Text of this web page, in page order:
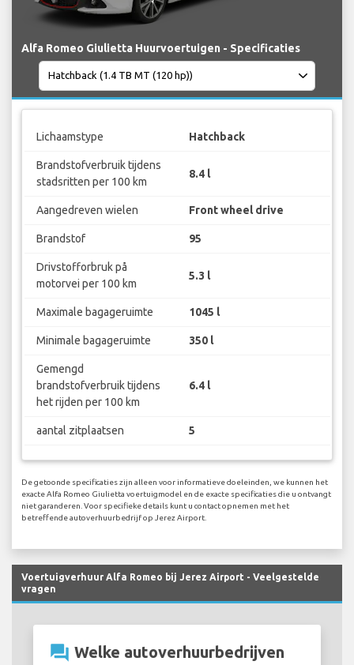
Alfa Romeo Giulietta Huurvoertuigen - Specificaties
Lichaamstype Hatchback
Brandstofverbruik tijdens
stadsritten per 100 km
8.4 l
Aangedreven wielen Front wheel drive
Brandstof 95
Drivstofforbruk på
motorvei per 100 km
5.3 l
Maximale bagageruimte 1045 l
Minimale bagageruimte 350 l
Gemengd
brandstofverbruik tijdens
het rijden per 100 km
6.4 l
aantal zitplaatsen 5
De getoonde specificaties zijn alleen voor informatieve doeleinden, we kunnen het
exacte Alfa Romeo Giulietta voertuigmodel en de exacte specificaties die u ontvangt
niet garanderen. Voor specifieke details kunt u contact opnemen met het
betreffende autoverhuurbedrijf op Jerez Airport.
Voertuigverhuur Alfa Romeo bij Jerez Airport - Veelgestelde
vragen
question_answer Welke autoverhuurbedrijven